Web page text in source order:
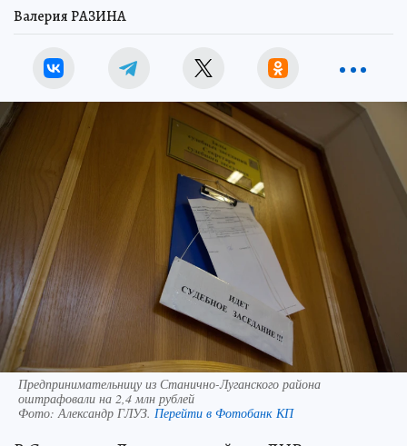
Валерия РАЗИНА
Предпринимательницу из Станично-Луганского района
оштрафовали на 2,4 млн рублей
Фото:Александр ГЛУЗ. Перейти в Фотобанк КП